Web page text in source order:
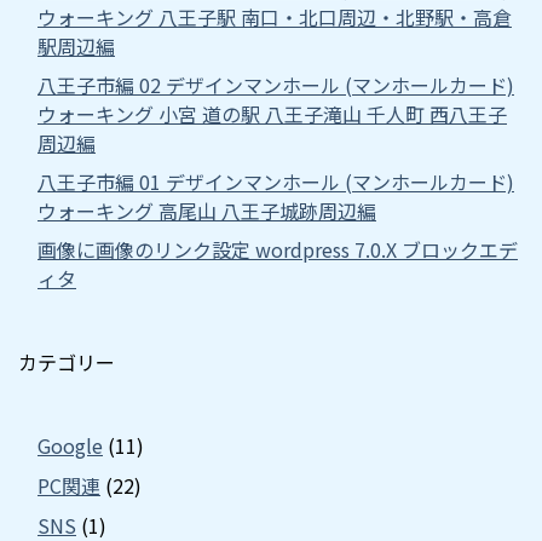
ウォーキング 八王子駅 南口・北口周辺・北野駅・高倉
駅周辺編
八王子市編 02 デザインマンホール (マンホールカード)
ウォーキング 小宮 道の駅 八王子滝山 千人町 西八王子
周辺編
八王子市編 01 デザインマンホール (マンホールカード)
ウォーキング 高尾山 八王子城跡周辺編
画像に画像のリンク設定 wordpress 7.0.X ブロックエデ
ィタ
カテゴリー
Google (11)
PC関連 (22)
SNS (1)